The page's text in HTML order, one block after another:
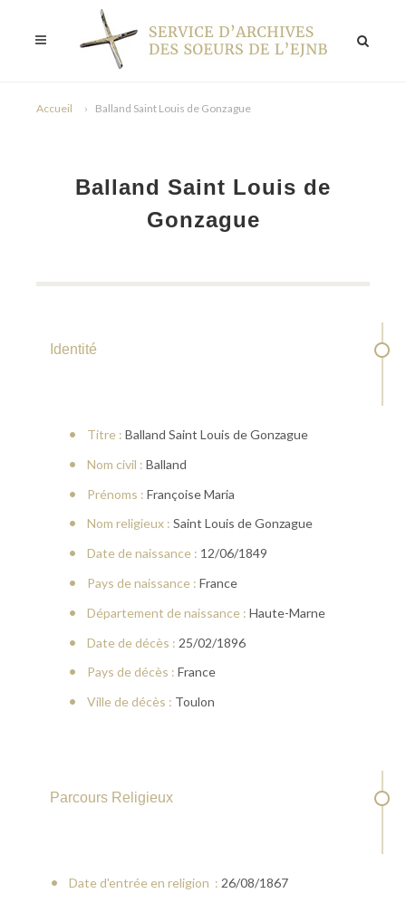
Accueil Balland Saint Louis de Gonzague
Balland Saint Louis de
Gonzague
Identité
Titre : Balland Saint Louis de Gonzague
Nom civil : Balland
Prénoms : Françoise Maria
Nom religieux : Saint Louis de Gonzague
Date de naissance : 12/06/1849
Pays de naissance : France
Département de naissance : Haute-Marne
Date de décès : 25/02/1896
Pays de décès : France
Ville de décès : Toulon
Parcours Religieux
Date d'entrée en religion : 26/08/1867